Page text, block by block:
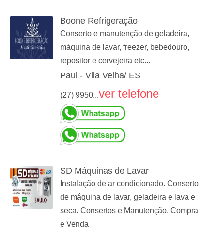
Boone Refrigeração
Conserto e manutenção de geladeira,
máquina de lavar, freezer, bebedouro,
repositor e cervejeira etc...
Paul - Vila Velha/ ES
(27) 9950...ver telefone
SD Máquinas de Lavar
Instalação de ar condicionado. Conserto
de máquina de lavar, geladeira e lava e
seca. Consertos e Manutenção. Compra
e Venda